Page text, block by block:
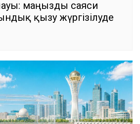
маңызды саяси
қызу жүргізілуде